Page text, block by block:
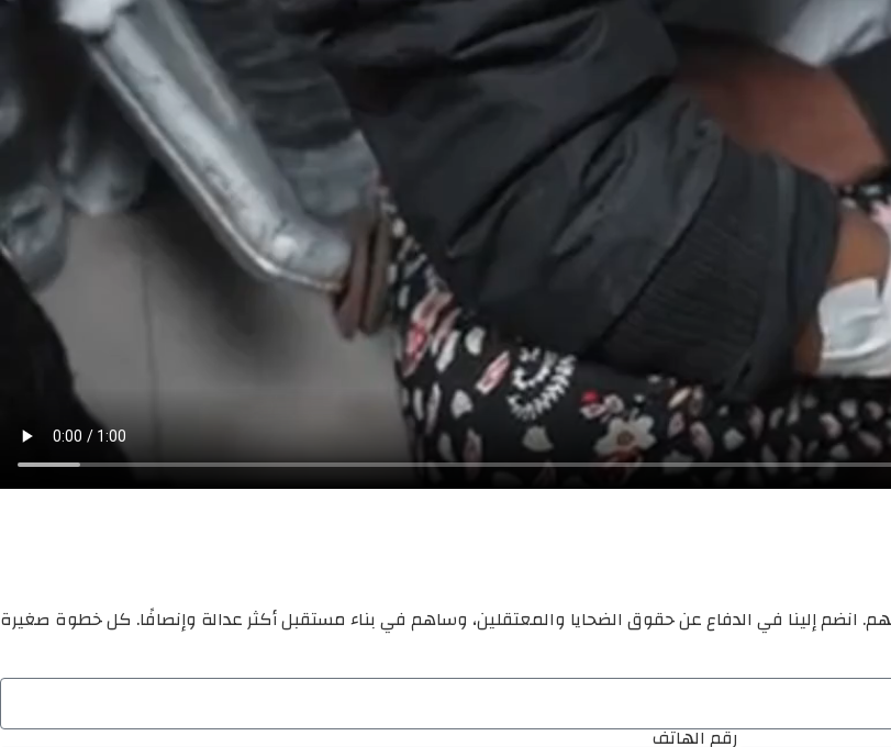
انضم إلينا في الدفاع عن حقوق الضحايا والمعتقلين، وساهم في بناء مستقبل أكثر عدالة وإنصافًا. كل خطوة صغيرة
رقم الهاتف